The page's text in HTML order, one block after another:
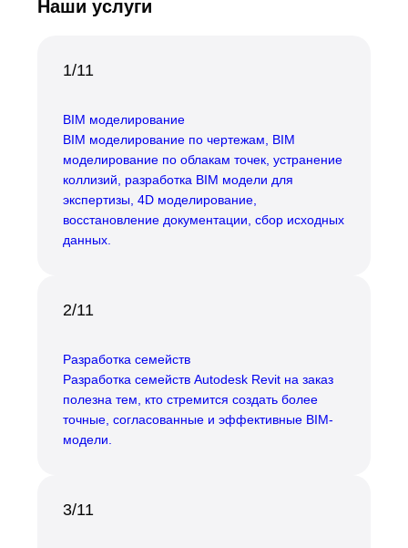
Наши услуги
1/11
BIM моделирование
BIM моделирование по чертежам, BIM
моделирование по облакам точек, устранение
коллизий, разработка BIM модели для
экспертизы, 4D моделирование,
восстановление документации, сбор исходных
данных.
2/11
Разработка семейств
Разработка семейств Autodesk Revit на заказ
полезна тем, кто стремится создать более
точные, согласованные и эффективные BIM-
модели.
3/11